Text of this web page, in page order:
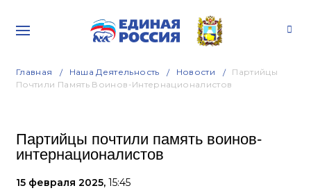
Главная Наша Деятельность Новости
Партийцы
Почтили Память Воинов-Интернационалистов
Партийцы почтили память воинов-
интернационалистов
15 февраля 2025, 15:45